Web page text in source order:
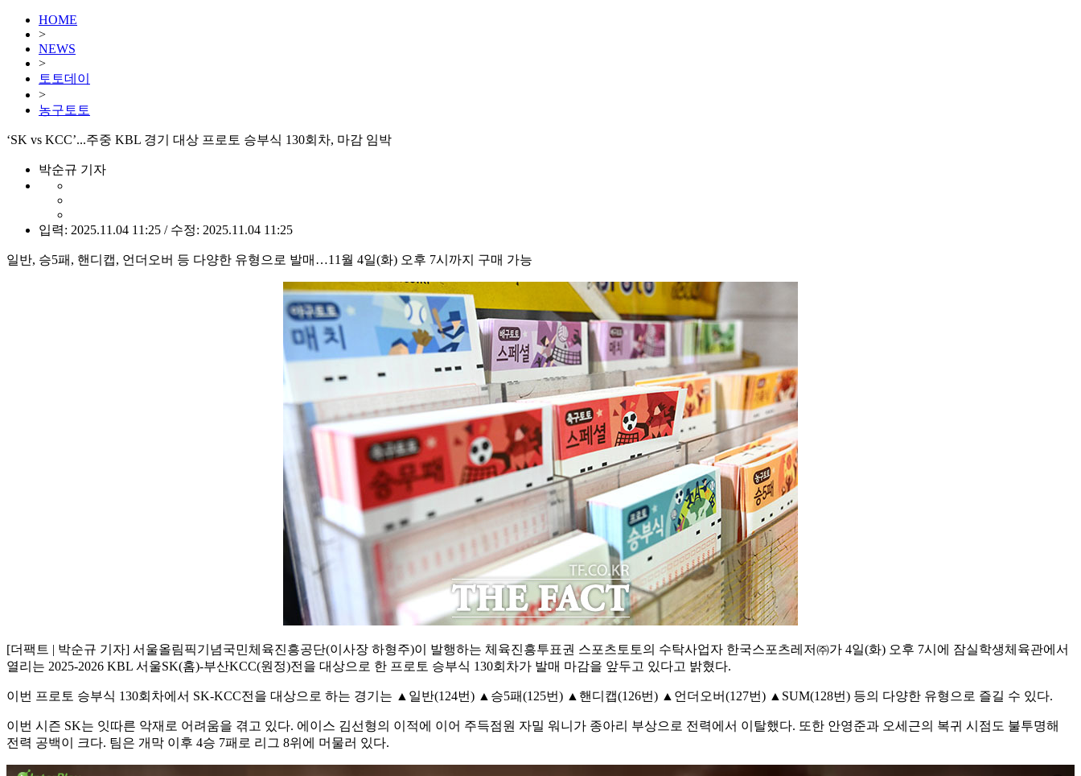
HOME
>
NEWS
>
토토데이
>
농구토토
‘SK vs KCC’...주중 KBL 경기 대상 프로토 승부식 130회차, 마감 임박
박순규 기자
입력: 2025.11.04 11:25 / 수정: 2025.11.04 11:25
일반, 승5패, 핸디캡, 언더오버 등 다양한 유형으로 발매…11월 4일(화) 오후 7시까지 구매 가능
[더팩트 | 박순규 기자] 서울올림픽기념국민체육진흥공단(이사장 하형주)이 발행하는 체육진흥투표권 스포츠토토의 수탁사업자 한국스포츠레저㈜가 4일(화) 오후 7시에 잠실학생체육관에서
열리는 2025-2026 KBL 서울SK(홈)-부산KCC(원정)전을 대상으로 한 프로토 승부식 130회차가 발매 마감을 앞두고 있다고 밝혔다.
이번 프로토 승부식 130회차에서 SK-KCC전을 대상으로 하는 경기는 ▲일반(124번) ▲승5패(125번) ▲핸디캡(126번) ▲언더오버(127번) ▲SUM(128번) 등의 다양한 유형으로 즐길 수 있다.
이번 시즌 SK는 잇따른 악재로 어려움을 겪고 있다. 에이스 김선형의 이적에 이어 주득점원 자밀 워니가 종아리 부상으로 전력에서 이탈했다. 또한 안영준과 오세근의 복귀 시점도 불투명해
전력 공백이 크다. 팀은 개막 이후 4승 7패로 리그 8위에 머물러 있다.